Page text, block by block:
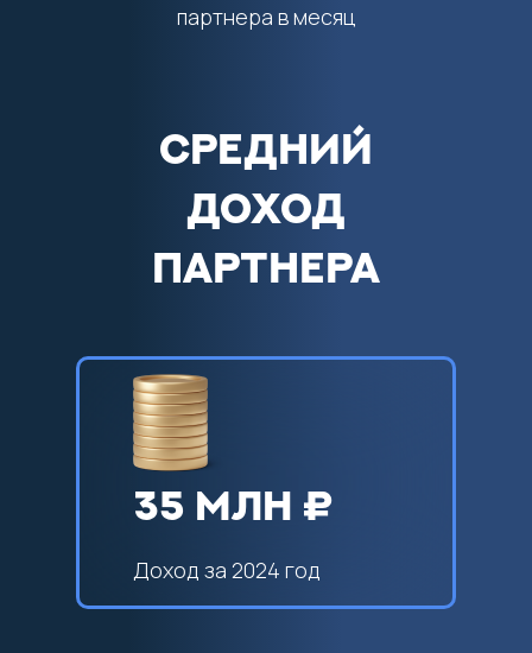
партнера в месяц
СРЕДНИЙ
ДОХОД
ПАРТНЕРА
35 МЛН ₽
Доход за 2024 год